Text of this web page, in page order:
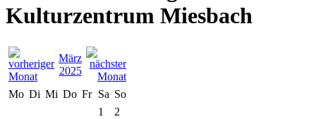
Kulturzentrum Miesbach
März
2025
Mo Di Mi Do Fr Sa So
1
2